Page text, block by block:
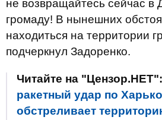
не возвращайтесь сейчас в
громаду! В нынешних
находиться на территории
подчеркнул Задоренко.
Читайте на "Цензор.НЕТ":
ракетный удар по
обстреливает